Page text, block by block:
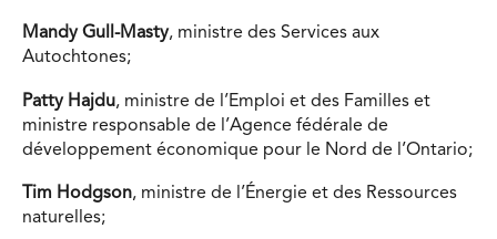
Mandy Gull-Masty, ministre des Services aux
Autochtones;
Patty Hajdu, ministre de l’Emploi et des Familles et
ministre responsable de l’Agence fédérale de
développement économique pour le Nord de l’Ontario;
Tim Hodgson, ministre de l’Énergie et des Ressources
naturelles;